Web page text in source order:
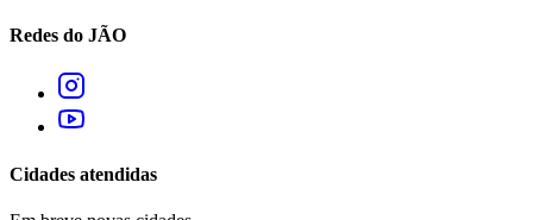
Redes do JÃO
Cidades atendidas